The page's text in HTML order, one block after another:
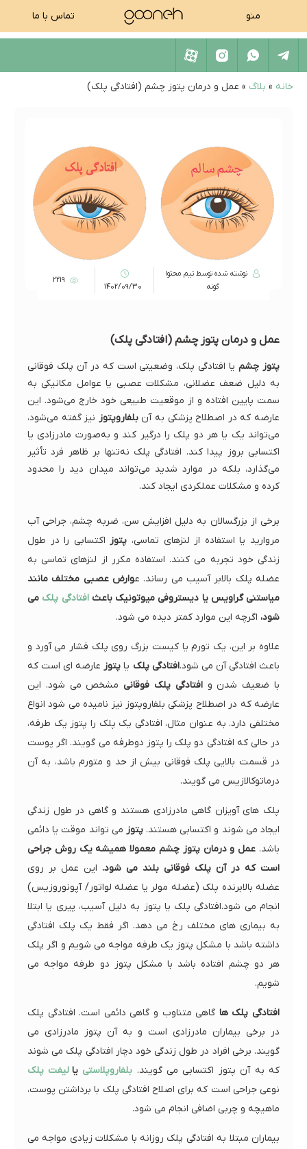
منو تماس با ما
خانه » بلاگ » عمل و درمان پتوز چشم (افتادگی پلک)
نوشته شده توسط تیم محتوا
گونه
1402/09/30
2219
عمل و درمان پتوز چشم (افتادگی پلک)
پتوز چشمیا افتادگی پلک، وضعیتی است که در آن پلک فوقانی
به دلیل ضعف عضلانی، مشکلات عصبی یا عوامل مکانیکی به
سمت پایین افتاده و از موقعیت طبیعی خود خارج می‌شود. این
عارضه که در اصطلاح پزشکی به آنبلفاروپتوز نیز گفته می‌شود،
می‌تواند یک یا هر دو پلک را درگیر کند و به‌صورت مادرزادی یا
اکتسابی بروز پیدا کند. افتادگی پلک نه‌تنها بر ظاهر فرد تأثیر
می‌گذارد، بلکه در موارد شدید می‌تواند میدان دید را محدود
کرده و مشکلات عملکردی ایجاد کند.
برخی از بزرگسالان به دلیل افزایش سن، ضربه چشم، جراحی آب
مروارید یا استفاده از لنزهای تماسی، پتوز اکتسابی را در طول
زندگی خود تجربه می کنند. استفاده مکرر از لنزهای تماسی به
عضله پلک بالابر آسیب می رساند. عوارض عصبی مختلف مانند
میاستنی گراویس یا دیستروفی میوتونیک باعثافتادگی پلک می
شود، اگرچه این موارد کمتر دیده می شود.
علاوه بر این، یک تورم یا کیست بزرگ روی پلک فشار می آورد و
باعث افتادگی آن می شود.افتادگی پلک یا پتوز عارضه ای است که
با ضعیف شدن وافتادگی پلک فوقانی مشخص می شود. این
عارضه که در اصطلاح پزشکی بلفاروپتوز نیز نامیده می شود انواع
مختلفی دارد. به عنوان مثال، افتادگی یک پلک را پتوز یک طرفه،
در حالی که افتادگی دو پلک را پتوز دوطرفه می گویند. اگر پوست
در قسمت بالایی پلک فوقانی بیش از حد و متورم باشد، به آن
درماتوکالازیس می گویند.
پلک های آویزان گاهی مادرزادی هستند و گاهی در طول زندگی
ایجاد می شوند و اکتسابی هستند. پتوز می تواند موقت یا دائمی
باشد. عمل و درمان پتوز چشم معمولا همیشه یک روش جراحی
است که در آن پلک فوقانی بلند می شود. این عمل بر روی
عضله بالابرنده پلک (عضله مولر یا عضله لواتور/ آپونوروزیس)
انجام می شود.افتادگی پلک یا پتوز به دلیل آسیب، پیری یا ابتلا
به بیماری های مختلف رخ می دهد. اگر فقط یک پلک افتادگی
داشته باشد با مشکل پتوز یک طرفه مواجه می شویم و اگر پلک
هر دو چشم افتاده باشد با مشکل پتوز دو طرفه مواجه می
شویم.
افتادگی پلک ها گاهی متناوب و گاهی دائمی است. افتادگی پلک
در برخی بیماران مادرزادی است و به آن پتوز مادرزادی می
گویند. برخی افراد در طول زندگی خود دچار افتادگی پلک می شوند
که به آن پتوز اکتسابی می گویند. بلفاروپلاستی یا لیفت پلک
نوعی جراحی است که برای اصلاح افتادگی پلک با برداشتن پوست،
ماهیچه و چربی اضافی انجام می شود.
بیماران مبتلا به افتادگی پلک روزانه با مشکلات زیادی مواجه می